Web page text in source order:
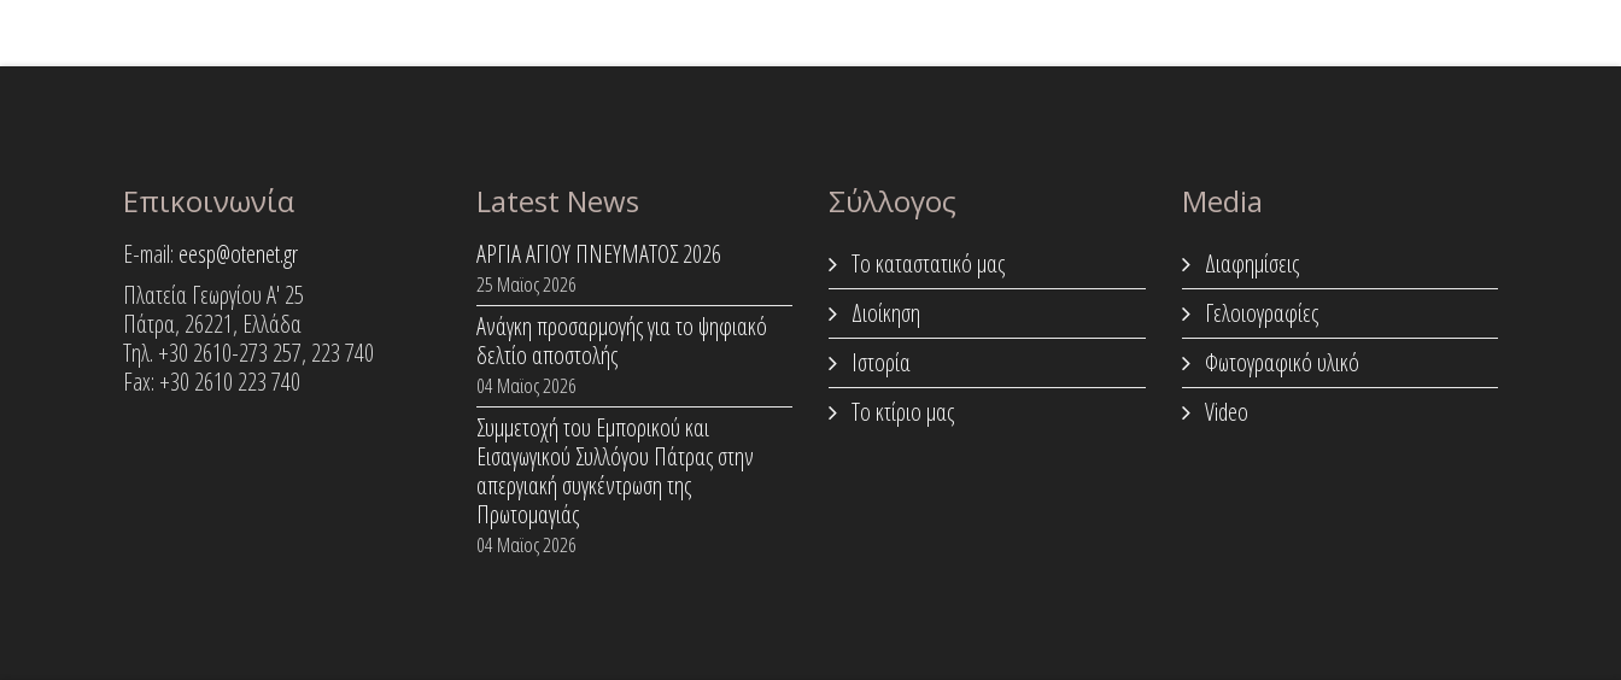
Επικοινωνία
E-mail: eesp@otenet.gr
Πλατεία Γεωργίου Α' 25
Πάτρα, 26221, Ελλάδα
Τηλ. +30 2610-273 257, 223 740
Fax: +30 2610 223 740
Latest News
ΑΡΓΙΑ ΑΓΙΟΥ ΠΝΕΥΜΑΤΟΣ 2026
25 Μαϊος 2026
Ανάγκη προσαρμογής για το ψηφιακό
δελτίο αποστολής
04 Μαϊος 2026
Συμμετοχή του Εμπορικού και
Εισαγωγικού Συλλόγου Πάτρας στην
απεργιακή συγκέντρωση της
Πρωτομαγιάς
04 Μαϊος 2026
Σύλλογος
Το καταστατικό μας
Διοίκηση
Ιστορία
Το κτίριο μας
Media
Διαφημίσεις
Γελοιογραφίες
Φωτογραφικό υλικό
Video